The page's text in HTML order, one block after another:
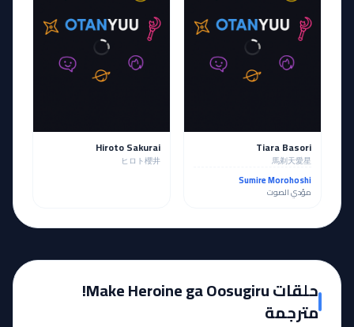
Tiara Basori
馬剃天愛星
Sumire Morohoshi
مؤدي الصوت
Hiroto Sakurai
ヒロト櫻井
حلقات Make Heroine ga Oosugiru!
مترجمة